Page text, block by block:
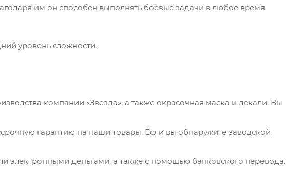
им он способен выполнять боевые задачи в любое время
уровень сложности.
компании «Звезда», а также окрасочная маска и декали. Вы
гарантию на наши товары. Если вы обнаружите заводской
электронными деньгами, а также с помощью банковского перевода.